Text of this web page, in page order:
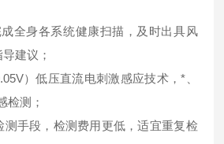
全身各系统健康扫描，及时出具风
建议；
）低压直流电刺激感应技术，*、
检测；
手段，检测费用更低，适宜重复检